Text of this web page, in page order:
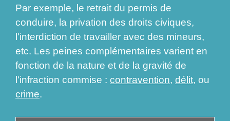
Par exemple, le retrait du permis de
conduire, la privation des droits civiques,
l'interdiction de travailler avec des mineurs,
etc. Les peines complémentaires varient en
fonction de la nature et de la gravité de
l'infraction commise : contravention, délit, ou
crime.